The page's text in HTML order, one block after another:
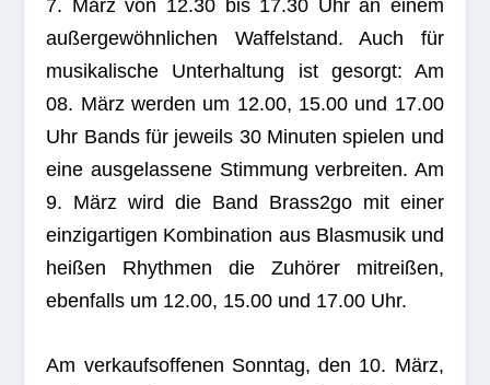
7. März von 12.30 bis 17.30 Uhr an einem
außer­ge­wöhn­li­chen Waf­fel­stand. Auch für
musi­ka­li­sche Unter­hal­tung ist gesorgt: Am
08. März wer­den um 12.00, 15.00 und 17.00
Uhr Bands für jeweils 30 Minu­ten spie­len und
eine aus­ge­las­sene Stim­mung ver­brei­ten. Am
9. März wird die Band Brass2go mit einer
ein­zig­ar­ti­gen Kom­bi­na­tion aus Blas­mu­sik und
hei­ßen Rhyth­men die Zuhö­rer mit­rei­ßen,
eben­falls um 12.00, 15.00 und 17.00 Uhr.
Am ver­kaufs­of­fe­nen Sonn­tag, den 10. März,